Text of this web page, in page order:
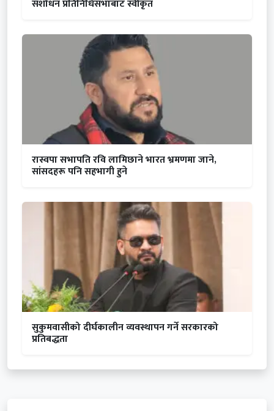
संशोधन प्रतिनिधिसभाबाट स्वीकृत
रास्वपा सभापति रवि लामिछाने भारत भ्रमणमा जाने,
सांसदहरू पनि सहभागी हुने
सुकुमवासीको दीर्घकालीन व्यवस्थापन गर्ने सरकारको
प्रतिबद्धता